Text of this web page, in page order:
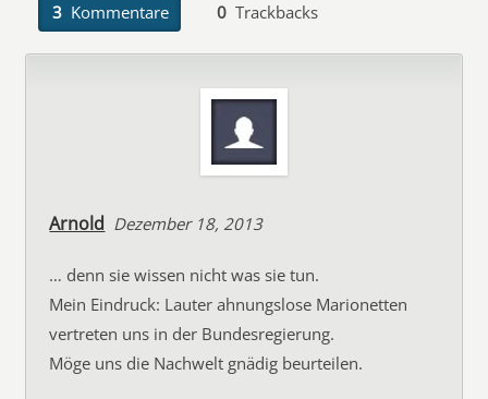
3 Kommentare 0 Trackbacks
Arnold Dezember 18, 2013
… denn sie wissen nicht was sie tun.
Mein Eindruck: Lauter ahnungslose Marionetten
vertreten uns in der Bundesregierung.
Möge uns die Nachwelt gnädig beurteilen.